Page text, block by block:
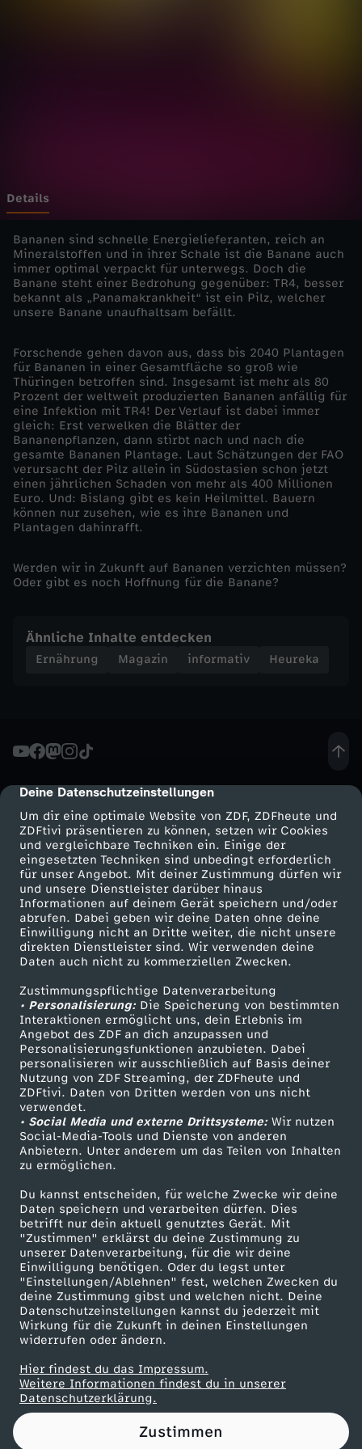
cmp-dialog-description
Deine Datenschutzeinstellungen
Um dir eine optimale Website von ZDF, ZDFheute und
ZDFtivi präsentieren zu können, setzen wir Cookies
und vergleichbare Techniken ein. Einige der
eingesetzten Techniken sind unbedingt erforderlich
für unser Angebot. Mit deiner Zustimmung dürfen wir
und unsere Dienstleister darüber hinaus
Informationen auf deinem Gerät speichern und/oder
abrufen. Dabei geben wir deine Daten ohne deine
Einwilligung nicht an Dritte weiter, die nicht unsere
direkten Dienstleister sind. Wir verwenden deine
Daten auch nicht zu kommerziellen Zwecken.
Zustimmungspflichtige Datenverarbeitung
• Personalisierung:Die Speicherung von bestimmten
Interaktionen ermöglicht uns, dein Erlebnis im
Angebot des ZDF an dich anzupassen und
Personalisierungsfunktionen anzubieten. Dabei
personalisieren wir ausschließlich auf Basis deiner
Nutzung von ZDF Streaming, der ZDFheute und
ZDFtivi. Daten von Dritten werden von uns nicht
verwendet.
• Social Media und externe Drittsysteme:Wir nutzen
Social-Media-Tools und Dienste von anderen
Anbietern. Unter anderem um das Teilen von Inhalten
zu ermöglichen.
Du kannst entscheiden, für welche Zwecke wir deine
Daten speichern und verarbeiten dürfen. Dies
betrifft nur dein aktuell genutztes Gerät. Mit
"Zustimmen" erklärst du deine Zustimmung zu
unserer Datenverarbeitung, für die wir deine
Einwilligung benötigen. Oder du legst unter
"Einstellungen/Ablehnen" fest, welchen Zwecken du
deine Zustimmung gibst und welchen nicht. Deine
Datenschutzeinstellungen kannst du jederzeit mit
Wirkung für die Zukunft in deinen Einstellungen
widerrufen oder ändern.
Hier findest du das Impressum.
Weitere Informationen findest du in unserer
Datenschutzerklärung.
Zustimmen
m
s
t
i
r
b
t
d
i
B
a
n
n
e
Details
Bananen sind schnelle Energielieferanten, reich an
Mineralstoffen und in ihrer Schale ist die Banane auch
immer optimal verpackt für unterwegs. Doch die
Banane steht einer Bedrohung gegenüber: TR4, besser
bekannt als „Panamakrankheit“ ist ein Pilz, welcher
unsere Banane unaufhaltsam befällt.
Forschende gehen davon aus, dass bis 2040 Plantagen
für Bananen in einer Gesamtfläche so groß wie
Thüringen betroffen sind. Insgesamt ist mehr als 80
Prozent der weltweit produzierten Bananen anfällig für
eine Infektion mit TR4! Der Verlauf ist dabei immer
gleich: Erst verwelken die Blätter der
Bananenpflanzen, dann stirbt nach und nach die
gesamte Bananen Plantage. Laut Schätzungen der FAO
verursacht der Pilz allein in Südostasien schon jetzt
einen jährlichen Schaden von mehr als 400 Millionen
Euro. Und: Bislang gibt es kein Heilmittel. Bauern
können nur zusehen, wie es ihre Bananen und
Plantagen dahinrafft.
Werden wir in Zukunft auf Bananen verzichten müssen?
Oder gibt es noch Hoffnung für die Banane?
Ähnliche Inhalte entdecken
Ernährung Magazin informativ Heureka
Mehr ZDF
ZDF-Apps
Smart TV
ZDFtext
Livestreams
Sendungen A-Z
TV-Programm
Service
ZDFmitreden
Kontakt zum ZDF
Tickets
Zuschauerservice
Hilfe
ZDF Unternehmen
Karriere
ZDF goes Schule
Werbefernsehen
Mainzelmännchen
Partner